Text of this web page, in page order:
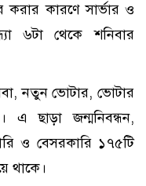
করার কারণে সার্ভার ও
৬টা থেকে শনিবার
নতুন ভোটার, ভোটার
এ ছাড়া জন্মনিবন্ধন,
ও বেসরকারি ১৭৫টি
থাকে।